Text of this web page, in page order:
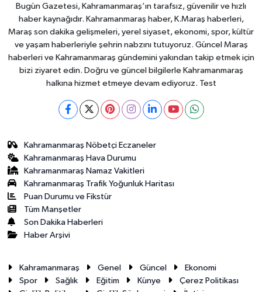
Bugün Gazetesi, Kahramanmaraş’ın tarafsız, güvenilir ve hızlı
haber kaynağıdır. Kahramanmaraş haber, K.Maraş haberleri,
Maraş son dakika gelişmeleri, yerel siyaset, ekonomi, spor, kültür
ve yaşam haberleriyle şehrin nabzını tutuyoruz. Güncel Maraş
haberleri ve Kahramanmaraş gündemini yakından takip etmek için
bizi ziyaret edin. Doğru ve güncel bilgilerle Kahramanmaraş
halkına hizmet etmeye devam ediyoruz. Test
Kahramanmaraş Nöbetçi Eczaneler
Kahramanmaraş Hava Durumu
Kahramanmaraş Namaz Vakitleri
Kahramanmaraş Trafik Yoğunluk Haritası
Puan Durumu ve Fikstür
Tüm Manşetler
Son Dakika Haberleri
Haber Arşivi
Kahramanmaraş Genel Güncel
Ekonomi
Spor
Sağlık Eğitim Künye
Çerez Politikası